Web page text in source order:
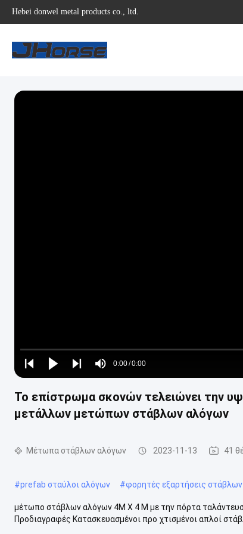
Hebei donwel metal products co., ltd.
Play
Play
Play
Mute
Time
0:00/0:00
Loaded:
0%
Το επίστρωμα σκονών τελειώνει την
μετάλλων μετώπων στάβλων αλόγων
Μέτωπα στάβλων αλόγων 2023-11-13 41
#prefab σταύλοι αλόγων #φορητές εξαρτήσεις
μέτωπο στάβλων αλόγων 4M X 4 Μ με την πόρτα
Προδιαγραφές Κατασκευασμένοι προ χτισμένοι απλοί